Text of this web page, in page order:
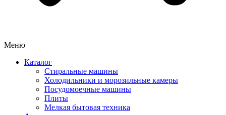
Меню
Каталог
Стиральные машины
Холодильники и морозильные камеры
Посудомоечные машины
Плиты
Мелкая бытовая техника